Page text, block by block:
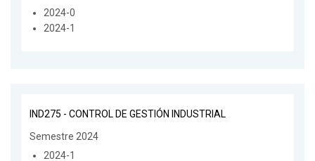
2024-0
2024-1
IND275 - CONTROL DE GESTIÓN INDUSTRIAL
Semestre 2024
2024-1